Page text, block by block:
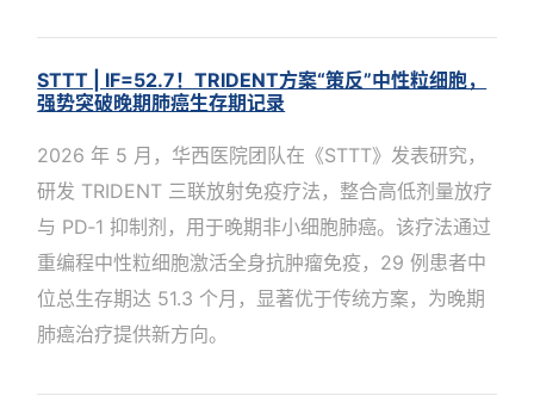
STTT | IF=52.7！TRIDENT方案“策反”中性粒细胞，
强势突破晚期肺癌生存期记录
2026 年 5 月，华西医院团队在《STTT》发表研究，
研发 TRIDENT 三联放射免疫疗法，整合高低剂量放疗
与 PD‑1 抑制剂，用于晚期非小细胞肺癌。该疗法通过
重编程中性粒细胞激活全身抗肿瘤免疫，29 例患者中
位总生存期达 51.3 个月，显著优于传统方案，为晚期
肺癌治疗提供新方向。